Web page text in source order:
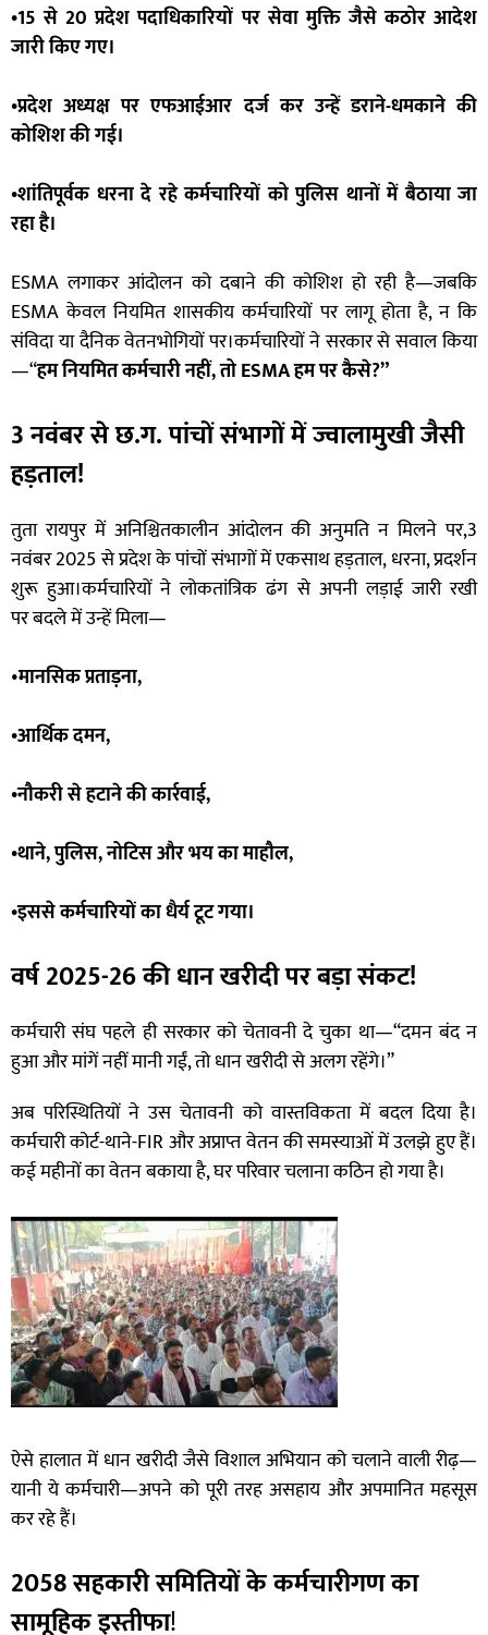
•15 से 20 प्रदेश पदाधिकारियों पर सेवा मुक्ति जैसे कठोर आदेश
जारी किए गए।
•प्रदेश अध्यक्ष पर एफआईआर दर्ज कर उन्हें डराने-धमकाने की
कोशिश की गई।
•शांतिपूर्वक धरना दे रहे कर्मचारियों को पुलिस थानों में बैठाया जा
रहा है।
ESMA लगाकर आंदोलन को दबाने की कोशिश हो रही है—जबकि
ESMA केवल नियमित शासकीय कर्मचारियों पर लागू होता है, न कि
संविदा या दैनिक वेतनभोगियों पर।कर्मचारियों ने सरकार से सवाल किया
—“हम नियमित कर्मचारी नहीं, तो ESMA हम पर कैसे?”
3 नवंबर से छ.ग. पांचों संभागों में ज्वालामुखी जैसी
हड़ताल!
तुता रायपुर में अनिश्चितकालीन आंदोलन की अनुमति न मिलने पर,3
नवंबर 2025 से प्रदेश के पांचों संभागों में एकसाथ हड़ताल, धरना, प्रदर्शन
शुरू हुआ।कर्मचारियों ने लोकतांत्रिक ढंग से अपनी लड़ाई जारी रखी
पर बदले में उन्हें मिला—
•मानसिक प्रताड़ना,
•आर्थिक दमन,
•नौकरी से हटाने की कार्रवाई,
•थाने, पुलिस, नोटिस और भय का माहौल,
•इससे कर्मचारियों का धैर्य टूट गया।
वर्ष 2025-26 की धान खरीदी पर बड़ा संकट!
कर्मचारी संघ पहले ही सरकार को चेतावनी दे चुका था—“दमन बंद न
हुआ और मांगें नहीं मानी गईं, तो धान खरीदी से अलग रहेंगे।”
अब परिस्थितियों ने उस चेतावनी को वास्तविकता में बदल दिया है।
कर्मचारी कोर्ट-थाने-FIR और अप्राप्त वेतन की समस्याओं में उलझे हुए हैं।
कई महीनों का वेतन बकाया है, घर परिवार चलाना कठिन हो गया है।
ऐसे हालात में धान खरीदी जैसे विशाल अभियान को चलाने वाली रीढ़—
यानी ये कर्मचारी—अपने को पूरी तरह असहाय और अपमानित महसूस
कर रहे हैं।
2058 सहकारी समितियों के कर्मचारीगण का
सामूहिक इस्तीफा!